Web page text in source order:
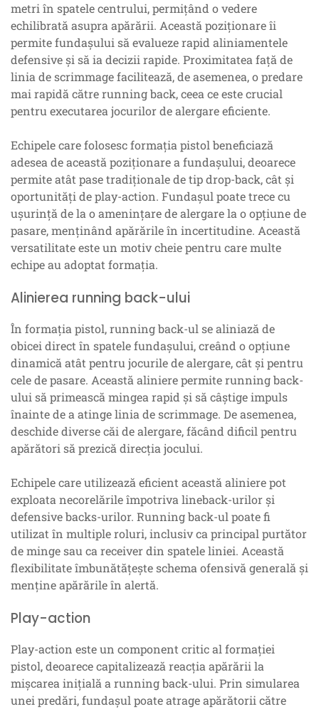
metri în spatele centrului, permițând o vedere
echilibrată asupra apărării. Această poziționare îi
permite fundașului să evalueze rapid aliniamentele
defensive și să ia decizii rapide. Proximitatea față de
linia de scrimmage facilitează, de asemenea, o predare
mai rapidă către running back, ceea ce este crucial
pentru executarea jocurilor de alergare eficiente.
Echipele care folosesc formația pistol beneficiază
adesea de această poziționare a fundașului, deoarece
permite atât pase tradiționale de tip drop-back, cât și
oportunități de play-action. Fundașul poate trece cu
ușurință de la o amenințare de alergare la o opțiune de
pasare, menținând apărările în incertitudine. Această
versatilitate este un motiv cheie pentru care multe
echipe au adoptat formația.
Alinierea running back-ului
În formația pistol, running back-ul se aliniază de
obicei direct în spatele fundașului, creând o opțiune
dinamică atât pentru jocurile de alergare, cât și pentru
cele de pasare. Această aliniere permite running back-
ului să primească mingea rapid și să câștige impuls
înainte de a atinge linia de scrimmage. De asemenea,
deschide diverse căi de alergare, făcând dificil pentru
apărători să prezică direcția jocului.
Echipele care utilizează eficient această aliniere pot
exploata necorelările împotriva lineback-urilor și
defensive backs-urilor. Running back-ul poate fi
utilizat în multiple roluri, inclusiv ca principal purtător
de minge sau ca receiver din spatele liniei. Această
flexibilitate îmbunătățește schema ofensivă generală și
menține apărările în alertă.
Play-action
Play-action este un component critic al formației
pistol, deoarece capitalizează reacția apărării la
mișcarea inițială a running back-ului. Prin simularea
unei predări, fundașul poate atrage apărătorii către